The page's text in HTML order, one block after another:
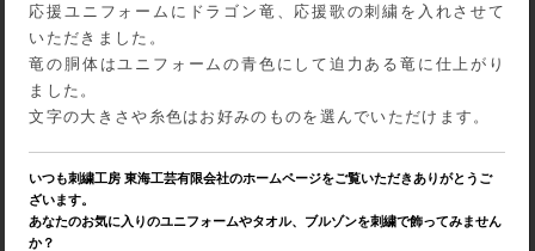
応援ユニフォームにドラゴン竜、応援歌の刺繍を入れさせて
いただきました。
竜の胴体はユニフォームの青色にして迫力ある竜に仕上がり
ました。
文字の大きさや糸色はお好みのものを選んでいただけます。
いつも刺繍工房 東海工芸有限会社のホームページをご覧いただきありがとうご
ざいます。
あなたのお気に入りのユニフォームやタオル、ブルゾンを刺繍で飾ってみません
か？